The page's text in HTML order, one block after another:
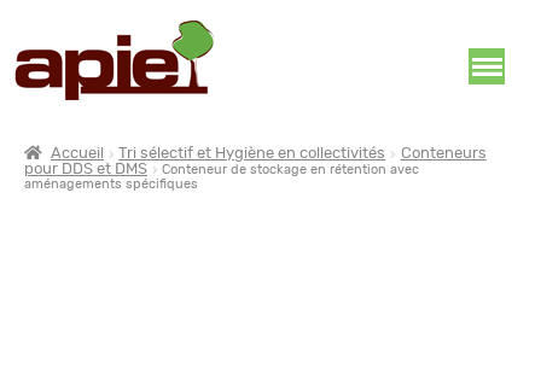
Accueil Tri sélectif et Hygiène en collectivités
Conteneurs
pour DDS et DMS
Conteneur de stockage en rétention avec
aménagements spécifiques